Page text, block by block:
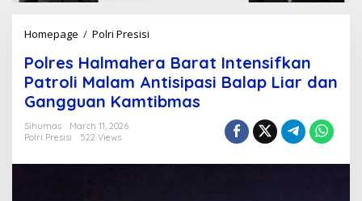
Homepage / Polri Presisi
l
r
e
s
m
Polres Halmahera Barat Intensifkan
Patroli Malam Antisipasi Balap Liar dan
Gangguan Kamtibmas
Sihumas
March 11, 2026
Polri Presisi
522 Views